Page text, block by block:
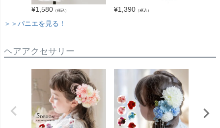
¥1,580 （税込） ¥1,390 （税込）
＞＞パニエを見る！
ヘアアクセサリー